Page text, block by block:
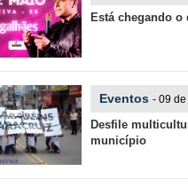
Está chegando o
Eventos - 09
Desfile
município